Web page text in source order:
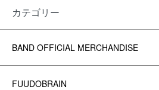
カテゴリー
BAND OFFICIAL MERCHANDISE
FUUDOBRAIN